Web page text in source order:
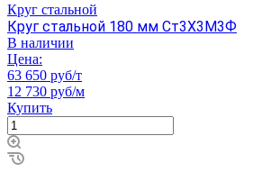
Круг стальной
Круг стальной 180 мм Ст3Х3М3Ф
В наличии
Цена:
63 650 руб/т
12 730 руб/м
Купить